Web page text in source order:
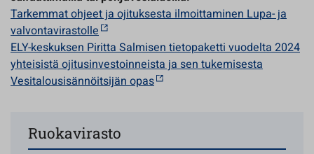
Tarkemmat ohjeet ja ojituksesta ilmoittaminen Lupa- ja
valvontavirastolle
ELY-keskuksen Piritta Salmisen tietopaketti vuodelta 2024
yhteisistä ojitusinvestoinneista ja sen tukemisesta
Vesitalousisännöitsijän opas
Ruokavirasto